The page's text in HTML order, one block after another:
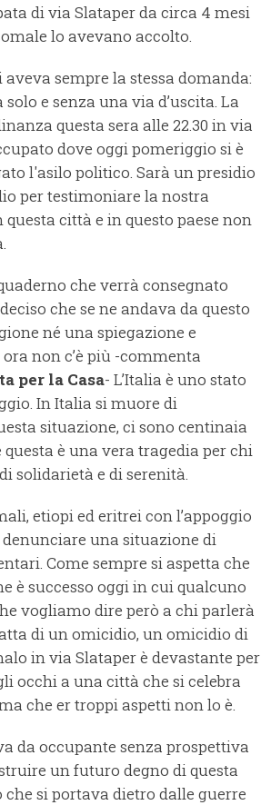
di via Slataper da circa 4 mesi
lo avevano accolto.
sempre la stessa domanda:
e senza una via d’uscita. La
questa sera alle 22.30 in via
dove oggi pomeriggio si è
l'asilo politico. Sarà un presidio
per testimoniare la nostra
città e in questo paese non
che verrà consegnato
che se ne andava da questo
né una spiegazione e
non c’è più -commenta
per la Casa- L’Italia è uno stato
In Italia si muore di
situazione, ci sono centinaia
è una vera tragedia per chi
solidarietà e di serenità.
etiopi ed eritrei con l’appoggio
una situazione di
Come sempre si aspetta che
è successo oggi in cui qualcuno
vogliamo dire però a chi parlerà
di un omicidio, un omicidio di
in via Slataper è devastante per
occhi a una città che si celebra
che er troppi aspetti non lo è.
da occupante senza prospettiva
un futuro degno di questa
si portava dietro dalle guerre